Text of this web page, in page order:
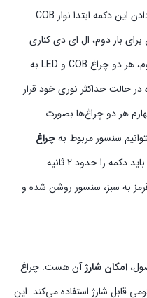
استفاده از آن قابل تنظیم است. با فشار دادن این دکمه ابتدا نوار COB
بار دوم، ال ای دی کناری
روشن می‌شود. با فشار دکمه برای بار سوم، هر دو چراغ COB و LED به
حالت حداکثر نوری خود قرار
هر دو چراغ‌ها بصورت
سنسور مربوط بهچراغ
را روشن کنیم، باید دکمه را حدود 2 ثانیه
به سبز، سنسور روشن شده و
امکان شارژآن هست. چراغ
قابل شارژ استفاده می‌کند. این